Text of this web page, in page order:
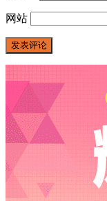
网站